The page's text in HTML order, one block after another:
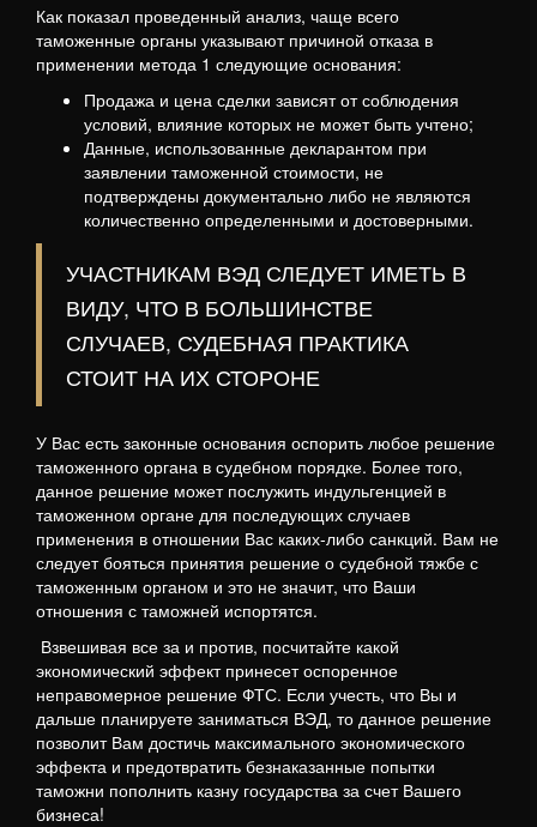
Как показал проведенный анализ, чаще всего
таможенные органы указывают причиной отказа в
применении метода 1 следующие основания:
Продажа и цена сделки зависят от соблюдения
условий, влияние которых не может быть учтено;
Данные, использованные декларантом при
заявлении таможенной стоимости, не
подтверждены документально либо не являются
количественно определенными и достоверными.
УЧАСТНИКАМ ВЭД СЛЕДУЕТ ИМЕТЬ В
ВИДУ, ЧТО В БОЛЬШИНСТВЕ
СЛУЧАЕВ, СУДЕБНАЯ ПРАКТИКА
СТОИТ НА ИХ СТОРОНЕ
У Вас есть законные основания оспорить любое решение
таможенного органа в судебном порядке. Более того,
данное решение может послужить индульгенцией в
таможенном органе для последующих случаев
применения в отношении Вас каких-либо санкций. Вам не
следует бояться принятия решение о судебной тяжбе с
таможенным органом и это не значит, что Ваши
отношения с таможней испортятся.
Взвешивая все за и против, посчитайте какой
экономический эффект принесет оспоренное
неправомерное решение ФТС. Если учесть, что Вы и
дальше планируете заниматься ВЭД, то данное решение
позволит Вам достичь максимального экономического
эффекта и предотвратить безнаказанные попытки
таможни пополнить казну государства за счет Вашего
бизнеса!